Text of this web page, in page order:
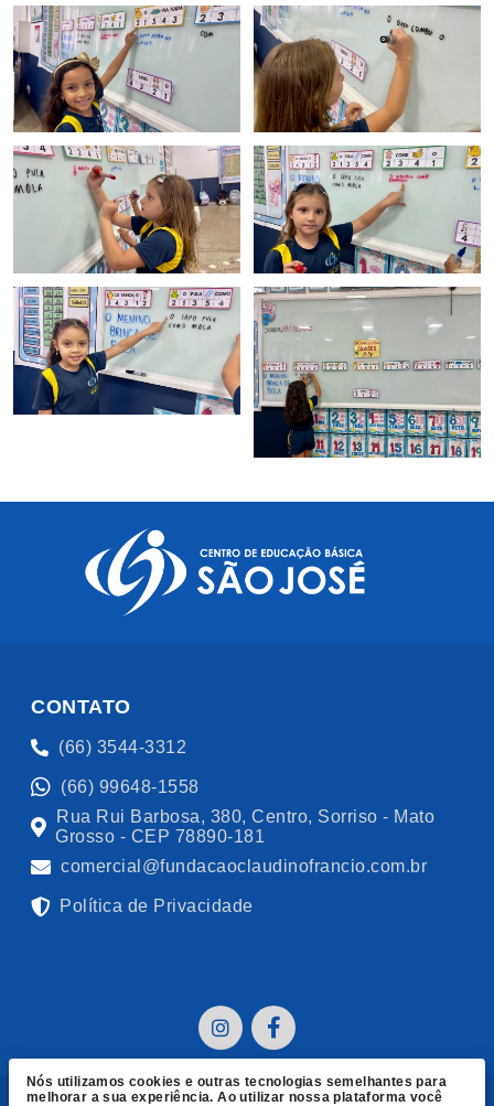
CONTATO
(66) 3544-3312
(66) 99648-1558
Rua Rui Barbosa, 380, Centro, Sorriso - Mato
Grosso - CEP 78890-181
comercial@fundacaoclaudinofrancio.com.br
Política de Privacidade
Nós utilizamos cookies e outras tecnologias semelhantes para
melhorar a sua experiência. Ao utilizar nossa plataforma você